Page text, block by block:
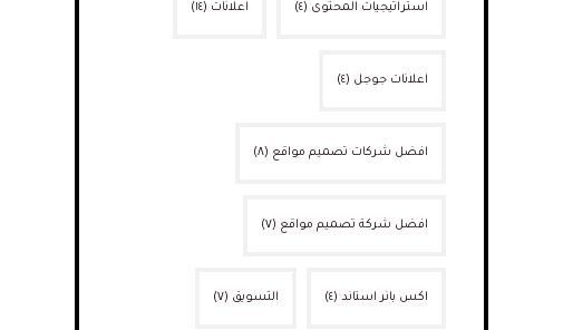
استراتيجيات المحتوى (٤) اعلانات (١٤)
اعلانات جوجل (٤)
افضل شركات تصميم مواقع (٨)
افضل شركة تصميم مواقع (٧)
اكس بانر استاند(٤) التسويق (٧)